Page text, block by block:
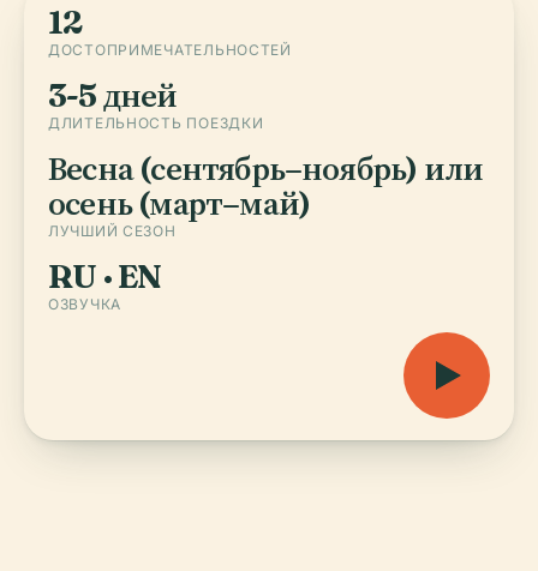
12
ДОСТОПРИМЕЧАТЕЛЬНОСТЕЙ
3-5 дней
ДЛИТЕЛЬНОСТЬ ПОЕЗДКИ
Весна (сентябрь–ноябрь) или
осень (март–май)
ЛУЧШИЙ СЕЗОН
RU · EN
ОЗВУЧКА